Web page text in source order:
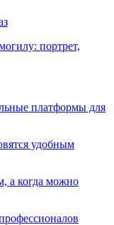
портрет,
платформы для
удобным
а когда можно